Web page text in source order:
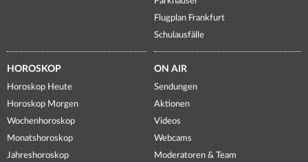
Flugplan Frankfurt
Schulausfälle
HOROSKOP
Horoskop Heute
Horoskop Morgen
Wochenhoroskop
Monatshoroskop
Jahreshoroskop
ON AIR
Sendungen
Aktionen
Videos
Webcams
Moderatoren & Team